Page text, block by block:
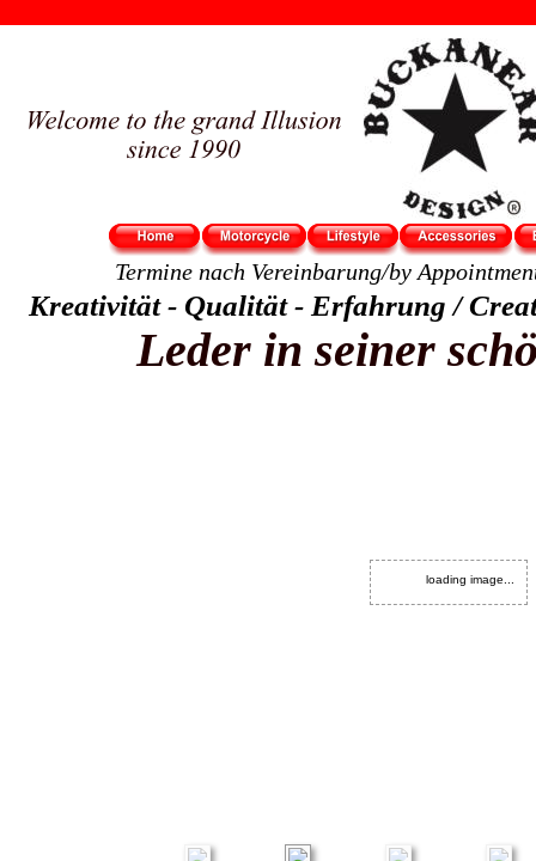
Termine nach Vereinbarung/by
Kreativität - Qualität - Erfahrung /
loading image...
loading image...
loading image...
loading image...
loading image...
loading image...
loading image...
loading image...
loading image...
loading image...
loading image...
loading image...
loading image...
loading image...
loading image...
loading image...
loading image...
loading image...
Leder in seiner